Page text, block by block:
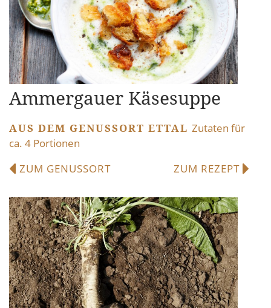
Ammergauer Käsesuppe
AUS DEM GENUSSORT ETTAL Zutaten für
ca. 4 Portionen
ZUM GENUSSORT
ZUM REZEPT